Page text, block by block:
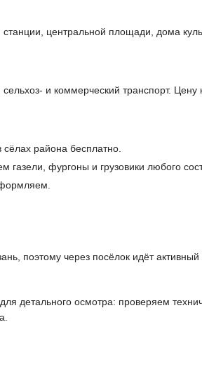
центральной площади, дома
и коммерческий транспорт.
района бесплатно.
газели, фургоны и грузовики любого
поэтому через посёлок идёт
детального осмотра: проверяем